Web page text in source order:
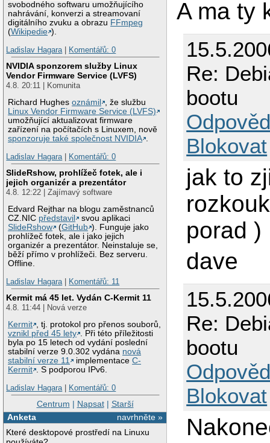
svobodného softwaru umožňujícího
nahrávání, konverzi a streamovaní
digitálního zvuku a obrazu FFmpeg
(Wikipedie ).
Ladislav Hagara| Komentářů: 0
NVIDIA sponzorem služby Linux
Vendor Firmware Service (LVFS)
4.8. 20:11 | Komunita
Richard Hughesoznámil
, že službu
Linux Vendor Firmware Service (LVFS)
umožňující aktualizovat firmware
zařízení na počítačích s Linuxem, nově
sponzoruje také společnost NVIDIA .
Ladislav Hagara| Komentářů: 0
SlideRshow, prohlížeč fotek, ale i
jejich organizér a prezentátor
4.8. 12:22 | Zajímavý software
Edvard Rejthar na blogu zaměstnanců
CZ.NIC představil
svou aplikaci
SlideRshow
(GitHub ). Funguje jako
prohlížeč fotek, ale i jako jejich
organizér a prezentátor. Neinstaluje se,
běží přímo v prohlížeči. Bez serveru.
Offline.
Ladislav Hagara| Komentářů: 11
Kermit má 45 let. Vydán C-Kermit 11
4.8. 11:44 | Nová verze
Kermit , tj. protokol pro přenos souborů,
vznikl před 45 lety . Při této příležitosti
byla po 15 letech od vydání poslední
stabilní verze 9.0.302 vydána nová
stabilní verze 11
implementaceC-
Kermit . S podporou IPv6.
Ladislav Hagara| Komentářů: 0
Centrum | Napsat| Starší
navrhněte »
Anketa
Které desktopové prostředí na Linuxu
A ma ty
Re:
bootu
Blokovat
jak to
porad )
dave
Re:
bootu
Blokovat